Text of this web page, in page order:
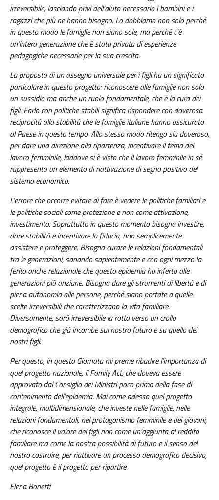
irreversibile, lasciando privi dell’aiuto necessario i bambini e i
ragazzi che più ne hanno bisogno. Lo dobbiamo non solo perché
in questo modo le famiglie non siano sole, ma perché c’è
un’intera generazione che è stata privata di esperienze
pedagogiche necessarie per la sua crescita.
La proposta di un assegno universale per i figli ha un significato
particolare in questo progetto: riconoscere alle famiglie non solo
un sussidio ma anche un ruolo fondamentale, che è la cura dei
figli. Farlo con politiche stabili significa rispondere con doverosa
reciprocità alla stabilità che le famiglie italiane hanno assicurato
al Paese in questo tempo. Allo stesso modo ritengo sia doveroso,
per dare una direzione alla ripartenza, incentivare il tema del
lavoro femminile, laddove si è visto che il lavoro femminile in sé
rappresenta un elemento di riattivazione di segno positivo del
sistema economico.
L’errore che occorre evitare di fare è vedere le politiche familiari e
le politiche sociali come protezione e non come attivazione,
investimento. Soprattutto in questo momento bisogna investire,
dare stabilità e incentivare la fiducia, non semplicemente
assistere e proteggere. Bisogna curare le relazioni fondamentali
tra le generazioni, sanando sapientemente e con ogni mezzo la
ferita anche relazionale che questa epidemia ha inferto alle
generazioni più anziane. Bisogna dare gli strumenti di libertà e di
piena autonomia alle persone, perché siano portate a quelle
scelte irreversibili che caratterizzano la vita familiare.
Diversamente, sarà irreversibile la rotta verso un crollo
demografico che già incombe sul nostro futuro e su quello dei
nostri figli.
Per questo, in questa Giornata mi preme ribadire l’importanza di
quel progetto nazionale, il Family Act, che doveva essere
approvato dal Consiglio dei Ministri poco prima della fase di
contenimento dell’epidemia. Mai come adesso quel progetto
integrale, multidimensionale, che investe nelle famiglie, nelle
relazioni fondamentali, nel protagonismo femminile e dei giovani,
che riconosce il valore dei figli non come un’aggiunta al reddito
familiare ma come la nostra possibilità di futuro e il senso del
nostro costruire, per riattivare un processo demografico decisivo,
quel progetto è il progetto per ripartire.
Elena Bonetti